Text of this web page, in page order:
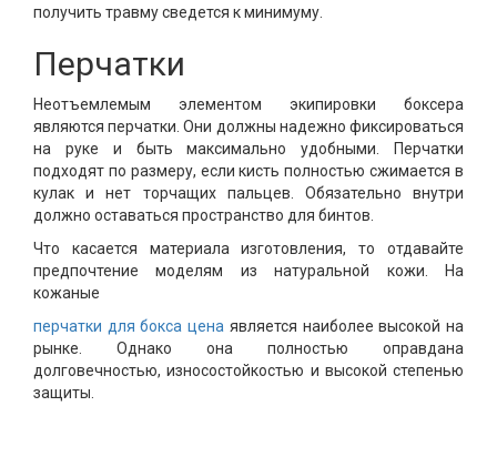
получить травму сведется к минимуму.
Перчатки
Неотъемлемым элементом экипировки боксера
являются перчатки. Они должны надежно фиксироваться
на руке и быть максимально удобными. Перчатки
подходят по размеру, если кисть полностью сжимается в
кулак и нет торчащих пальцев. Обязательно внутри
должно оставаться пространство для бинтов.
Что касается материала изготовления, то отдавайте
предпочтение моделям из натуральной кожи. На
кожаные
перчатки для бокса цена является наиболее высокой на
рынке. Однако она полностью оправдана
долговечностью, износостойкостью и высокой степенью
защиты.